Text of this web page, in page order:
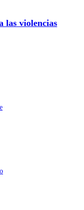
las violencias